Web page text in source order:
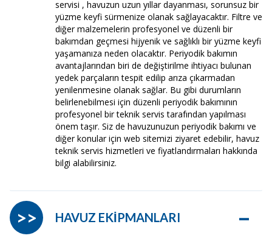
servisi , havuzun uzun yıllar dayanması, sorunsuz bir
yüzme keyfi sürmenize olanak sağlayacaktır. Filtre ve
diğer malzemelerin profesyonel ve düzenli bir
bakımdan geçmesi hijyenik ve sağlıklı bir yüzme keyfi
yaşamanıza neden olacaktır. Periyodik bakımın
avantajlarından biri de değiştirilme ihtiyacı bulunan
yedek parçaların tespit edilip arıza çıkarmadan
yenilenmesine olanak sağlar. Bu gibi durumların
belirlenebilmesi için düzenli periyodik bakımının
profesyonel bir teknik servis tarafından yapılması
önem taşır. Siz de havuzunuzun periyodik bakımı ve
diğer konular için web sitemizi ziyaret edebilir, havuz
teknik servis hizmetleri ve fiyatlandırmaları hakkında
bilgi alabilirsiniz.
HAVUZ EKİPMANLARI –
>>